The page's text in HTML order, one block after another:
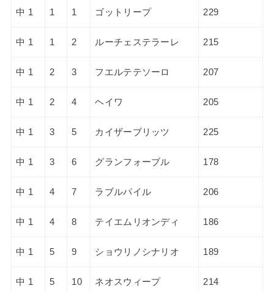
中 1 1 1 ゴットリープ 229
中 1 1 2 ルーチェステラーレ 215
中 1 2 3 フエルテテソーロ 207
中 1 2 4 ヘイワ 205
中 1 3 5 カイザーブリッツ 225
中 1 3 6 グランフォーブル 178
中 1 4 7 ラブルパイル 206
中 1 4 8 テイエムリオンディ 186
中 1 5 9 ショウリノシナリオ 189
中 1 5 10 ネオスウィープ 214